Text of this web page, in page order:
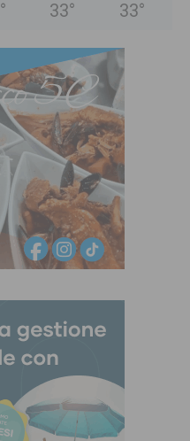
° 33° 33°